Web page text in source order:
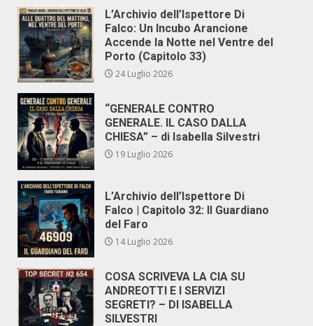
L’Archivio dell’Ispettore Di
Falco: Un Incubo Arancione
Accende la Notte nel Ventre del
Porto (Capitolo 33)
24 Luglio 2026
“GENERALE CONTRO
GENERALE. IL CASO DALLA
CHIESA” – di Isabella Silvestri
19 Luglio 2026
L’Archivio dell’Ispettore Di
Falco | Capitolo 32: Il Guardiano
del Faro
14 Luglio 2026
COSA SCRIVEVA LA CIA SU
ANDREOTTI E I SERVIZI
SEGRETI? – DI ISABELLA
SILVESTRI